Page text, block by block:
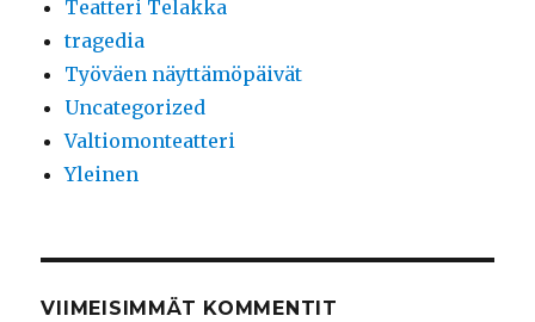
Teatteri Telakka
tragedia
Työväen näyttämöpäivät
Uncategorized
Valtiomonteatteri
Yleinen
VIIMEISIMMÄT KOMMENTIT